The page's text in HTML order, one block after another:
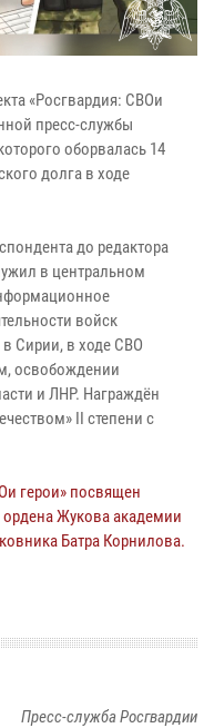
«Росгвардия: СВОи
пресс-службы
оборвалась 14
долга в ходе
до редактора
в центральном
войск
Сирии, в ходе СВО
освобождении
и ЛНР. Награждён
II степени с
герои» посвящен
Жукова академии
Батра Корнилова.
Пресс-служба Росгвардии